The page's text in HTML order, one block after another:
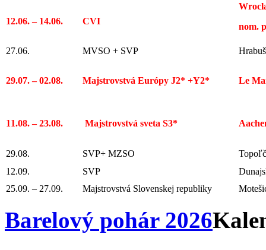
12.06. – 14.06. CVI
nom.
27.06. MVSO + SVP
29.07. – 02.08. Majstrovstvá Európy J2* +Y2* Le
11.08. – 23.08. Majstrovstvá sveta S3*
29.08. SVP+ MZSO
12.09.
SVP
25.09. – 27.09.
Majstrovstvá Slovenskej republiky
Barelový pohár 2026